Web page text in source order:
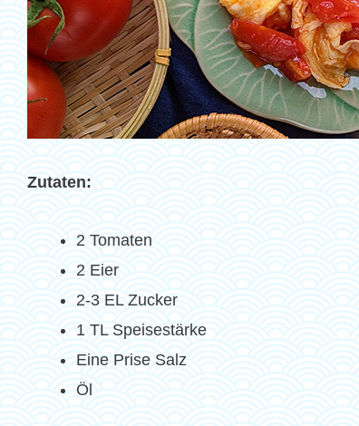
Zutaten:
2 Tomaten
2 Eier
2-3 EL Zucker
1 TL Speisestärke
Eine Prise Salz
Öl